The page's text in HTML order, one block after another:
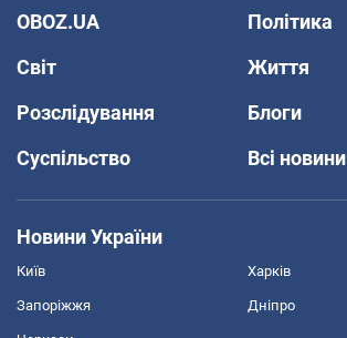
OBOZ.UA
Політика
Світ
Життя
Розслідування
Блоги
Суспільство
Всі новини
Новини України
Київ Харків
Запоріжжя Дніпро